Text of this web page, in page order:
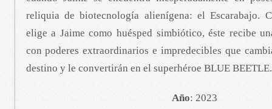
reliquia de biotecnología alienígena: el Escarabajo.
elige a Jaime como huésped simbiótico, éste recibe
con poderes extraordinarios e impredecibles que
destino y le convertirán en el superhéroe BLUE BEETLE.
Año: 2023